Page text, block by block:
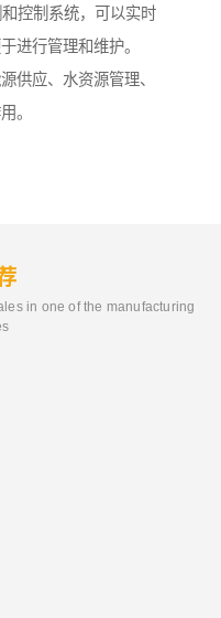
控制系统，可以实时
进行管理和维护。
供应、水资源管理、
。
in one of the manufacturing